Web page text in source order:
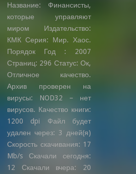
Название: Финансисты,
которые управляют
миром Издательство:
КМК Серия: Мир. Хаос.
Порядок Год : 2007
Страниц: 296 Статус: Ок,
Отличное качество.
Архив проверен на
вирусы: NOD32 – нет
вирусов. Качество книги:
1200 dpi Файл будет
удален через: 3 дней(я)
Скорость скачивания: 17
Mb/s Скачали сегодня:
12 Скачали вчера: 20